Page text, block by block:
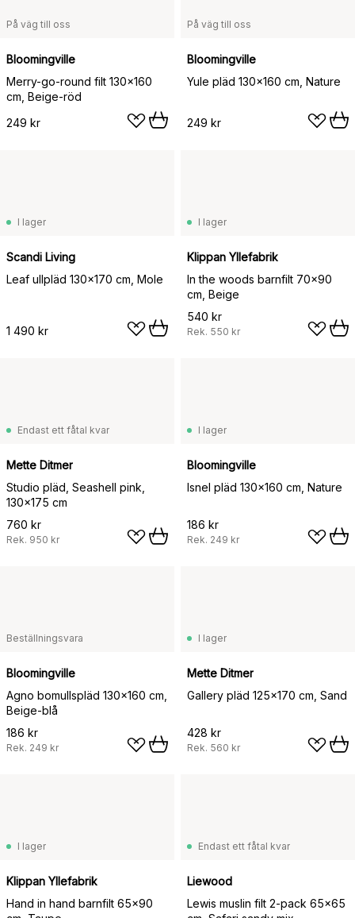
På väg till oss
Bloomingville
Merry-go-round filt 130x160
cm, Beige-röd
249 kr
På väg till oss
Bloomingville
Yule pläd 130x160 cm, Nature
249 kr
I lager
Scandi Living
Leaf ullpläd 130x170 cm, Mole
1 490 kr
I lager
Klippan Yllefabrik
In the woods barnfilt 70x90
cm, Beige
540 kr
Rek. 550 kr
Endast ett fåtal kvar
Mette Ditmer
Studio pläd, Seashell pink,
130x175 cm
760 kr
Rek. 950 kr
I lager
Bloomingville
Isnel pläd 130x160 cm, Nature
186 kr
Rek. 249 kr
Beställningsvara
Bloomingville
Agno bomullspläd 130x160 cm,
Beige-blå
186 kr
Rek. 249 kr
I lager
Mette Ditmer
Gallery pläd 125x170 cm, Sand
428 kr
Rek. 560 kr
I lager
Klippan Yllefabrik
Hand in hand barnfilt 65x90
Endast ett fåtal kvar
Liewood
Lewis muslin filt 2-pack 65x65